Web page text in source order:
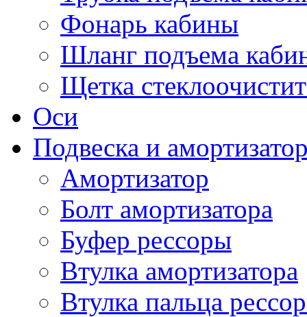
Фонарь кабины
Шланг подъема
Щетка
Оси
Подвеска и
Амортизатор
Болт амортизатора
Буфер рессоры
Втулка амортизатора
Втулка пальца